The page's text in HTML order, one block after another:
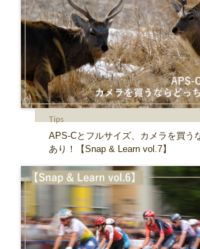
Tips
APS-Cとフルサイズ、カメラを買う
あり！【Snap & Learn vol.7】